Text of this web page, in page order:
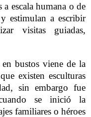
a escala humana o de
estimulan a escribir
visitas guiadas,
en bustos viene de la
existen esculturas
sin embargo fue
se inició la
familiares o héroes